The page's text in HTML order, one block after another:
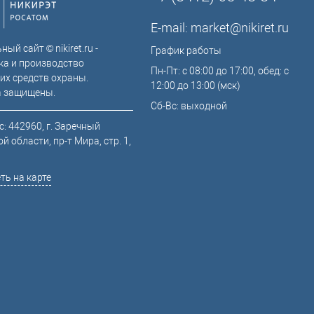
сайт © nikiret.ru -
и производство
средств охраны.
защищены.
442960, г. Заречный
области, пр-т Мира, стр. 1,
на карте
E-mail: market@nikiret.ru
График работы
Пн-Пт: с 08:00 до 17:00, обед: с
12:00 до 13:00 (мск)
Сб-Вс: выходной